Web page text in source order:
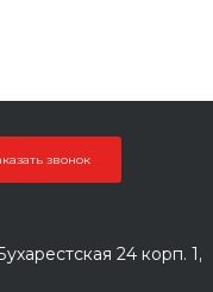
звонок
24 корп. 1,